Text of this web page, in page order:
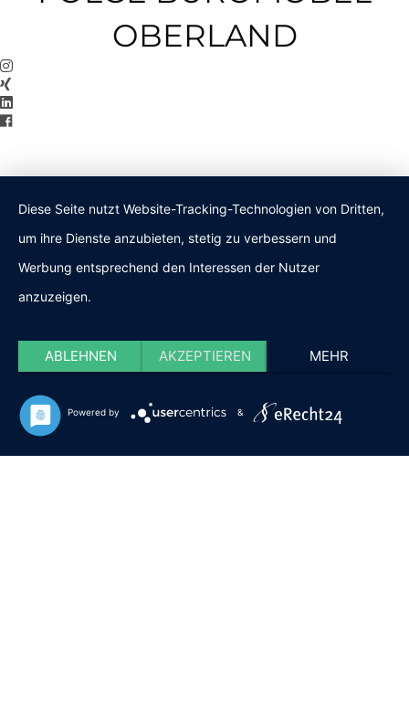
OBERLAND
Diese Seite nutzt Website-Tracking-Technologien von Dritten,
um ihre Dienste anzubieten, stetig zu verbessern und
Werbung entsprechend den Interessen der Nutzer
anzuzeigen.
ABLEHNEN AKZEPTIEREN MEHR
Powered by &